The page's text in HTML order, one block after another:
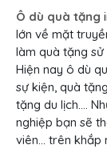
Ô dù quà tặng
lớn về mặt
làm quà tặng
Hiện nay ô dù
sự kiện, quà
tặng du lịch….
nghiệp bạn sẽ
viên… trên khắp